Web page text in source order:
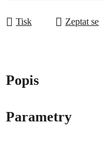
Tisk Zeptat se
Popis
Parametry